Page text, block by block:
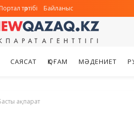
Портал тәртібі Байланыс
САЯСАТ ҚОҒАМ МӘДЕНИЕТ
ақпарат